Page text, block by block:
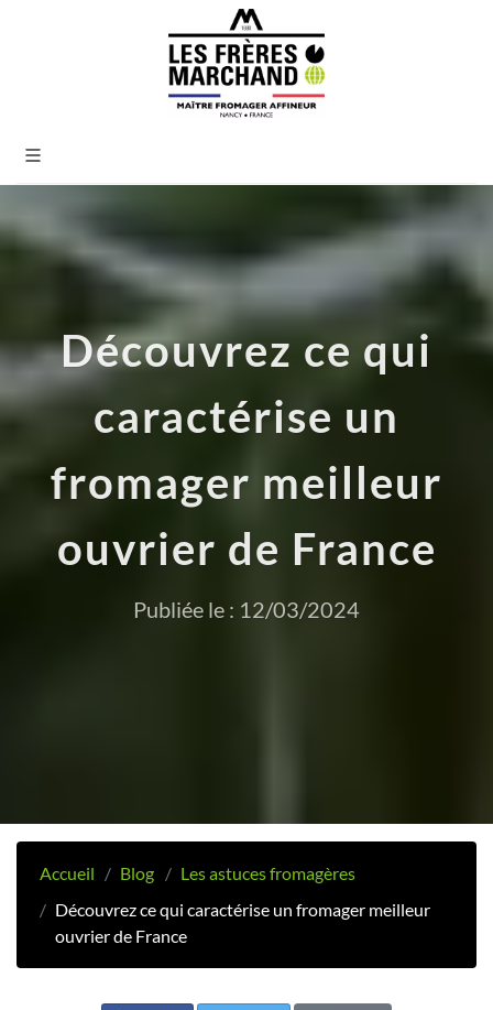
Découvrez ce qui
caractérise un
fromager meilleur
ouvrier de France
Publiée le : 12/03/2024
Accueil Blog
Les astuces fromagères
Découvrez ce qui caractérise un fromager meilleur
ouvrier de France